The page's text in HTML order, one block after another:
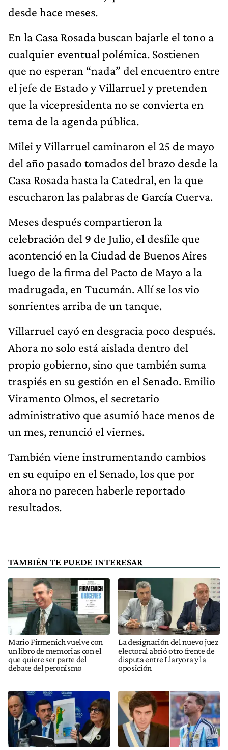
desde hace meses.
En la Casa Rosada buscan bajarle el tono a
cualquier eventual polémica. Sostienen
que no esperan “nada” del encuentro entre
el jefe de Estado y Villarruel y pretenden
que la vicepresidenta no se convierta en
tema de la agenda pública.
Milei y Villarruel caminaron el 25 de mayo
del año pasado tomados del brazo desde la
Casa Rosada hasta la Catedral, en la que
escucharon las palabras de García Cuerva.
Meses después compartieron la
celebración del 9 de Julio, el desfile que
acontenció en la Ciudad de Buenos Aires
luego de la firma del Pacto de Mayo a la
madrugada, en Tucumán. Allí se los vio
sonrientes arriba de un tanque.
Villarruel cayó en desgracia poco después.
Ahora no solo está aislada dentro del
propio gobierno, sino que también suma
traspiés en su gestión en el Senado. Emilio
Viramento Olmos, el secretario
administrativo que asumió hace menos de
un mes, renunció el viernes.
También viene instrumentando cambios
en su equipo en el Senado, los que por
ahora no parecen haberle reportado
resultados.
TAMBIÉN TE PUEDE INTERESAR
Mario Firmenich vuelve con
un libro de memorias con el
que quiere ser parte del
debate del peronismo
La designación del nuevo juez
electoral abrió otro frente de
disputa entre Llaryora y la
oposición